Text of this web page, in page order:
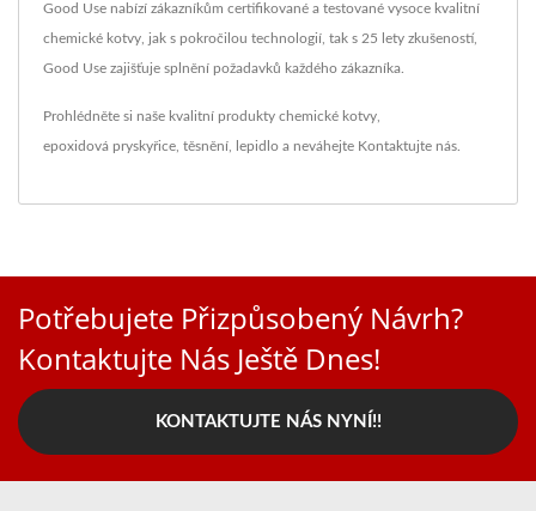
Good Use nabízí zákazníkům certifikované a testované vysoce kvalitní
chemické kotvy, jak s pokročilou technologií, tak s 25 lety zkušeností,
Good Use zajišťuje splnění požadavků každého zákazníka.
Prohlédněte si naše kvalitní produkty chemické kotvy
epoxidová pryskyřice těsnění lepidlo a neváhejte Kontaktujte nás
Potřebujete Přizpůsobený Návrh?
Kontaktujte Nás Ještě Dnes!
KONTAKTUJTE NÁS NYNÍ!!